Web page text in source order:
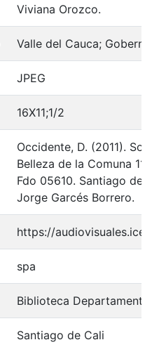
Viviana Orozco.
Valle del Cauca;
JPEG
16X11;1/2
Occidente, D. (2011).
Belleza de la Comuna
Fdo 05610. Santiago de
Jorge Garcés Borrero.
https://
spa
Biblioteca
Santiago de Cali